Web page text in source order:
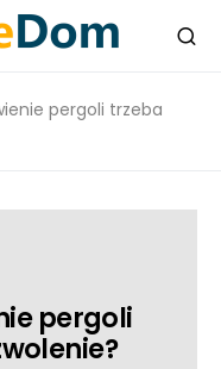
pergoli trzeba
pergoli